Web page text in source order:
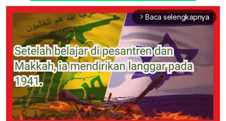
arrow_forward_ios Baca selengkapnya